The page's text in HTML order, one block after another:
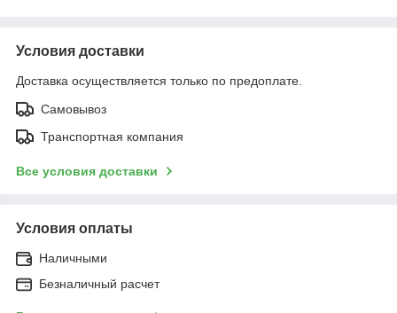
Условия доставки
Доставка осуществляется только по предоплате.
Самовывоз
Транспортная компания
Все условия доставки
Условия оплаты
Наличными
Безналичный расчет